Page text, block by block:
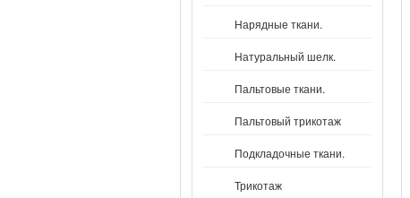
Нарядные ткани.
Натуральный шелк.
Пальтовые ткани.
Пальтовый трикотаж
Подкладочные ткани.
Трикотаж